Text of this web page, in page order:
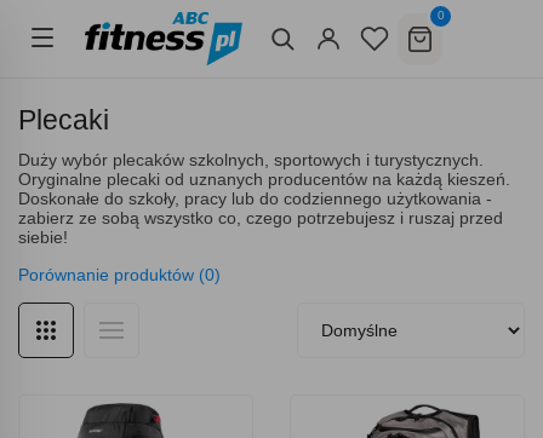
0
Plecaki
Duży wybór plecaków szkolnych, sportowych i turystycznych.
Oryginalne plecaki od uznanych producentów na każdą kieszeń.
Doskonałe do szkoły, pracy lub do codziennego użytkowania -
zabierz ze sobą wszystko co, czego potrzebujesz i ruszaj przed
siebie!
Porównanie produktów (0)